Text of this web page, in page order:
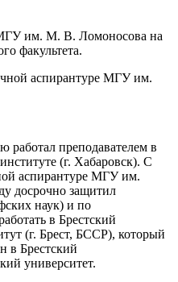
им. М. В. Ломоносова на
факультета.
аспирантуре МГУ им.
работал преподавателем в
(г. Хабаровск). С
аспирантуре МГУ им.
досрочно защитил
наук) и по
в Брестский
(г. Брест, БССР), который
в Брестский
университет.